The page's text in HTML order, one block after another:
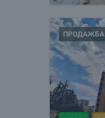
ПРОДАЖБА